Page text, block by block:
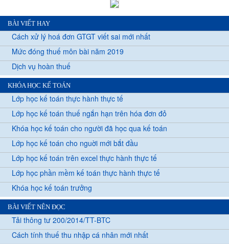
BÀI VIẾT HAY
Cách xử lý hoá đơn GTGT viết sai mới nhất
Mức đóng thuế môn bài năm 2019
Dịch vụ hoàn thuế
KHÓA HỌC KẾ TOÁN
Lớp học kế toán thực hành thực tế
Lớp học kế toán thuế ngắn hạn trên hóa đơn đỏ
Khóa học kế toán cho người đã học qua kế toán
Lớp học kế toán cho nguời mới bắt đầu
Lớp học kế toán trên excel thực hành thực tế
Lớp học phần mềm kế toán thực hành thực tế
Khóa học kế toán trưởng
BÀI VIẾT NÊN ĐỌC
Tải thông tư 200/2014/TT-BTC
Cách tính thuế thu nhập cá nhân mới nhất